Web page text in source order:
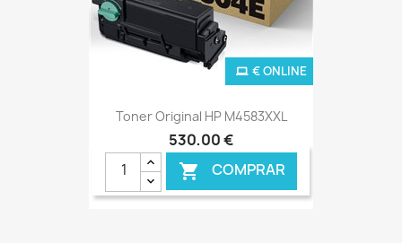
Toner Original HP M4583XXL
530,00 €
 COMPRAR
€ ONLINE